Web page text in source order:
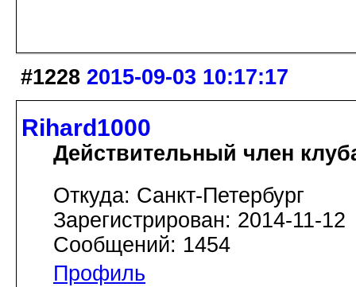
#1228 2015-09-03 10:17:17
Rihard1000
Действительный член
Откуда: Санкт-Петербург
Зарегистрирован: 2014-11-12
Сообщений: 1454
Профиль